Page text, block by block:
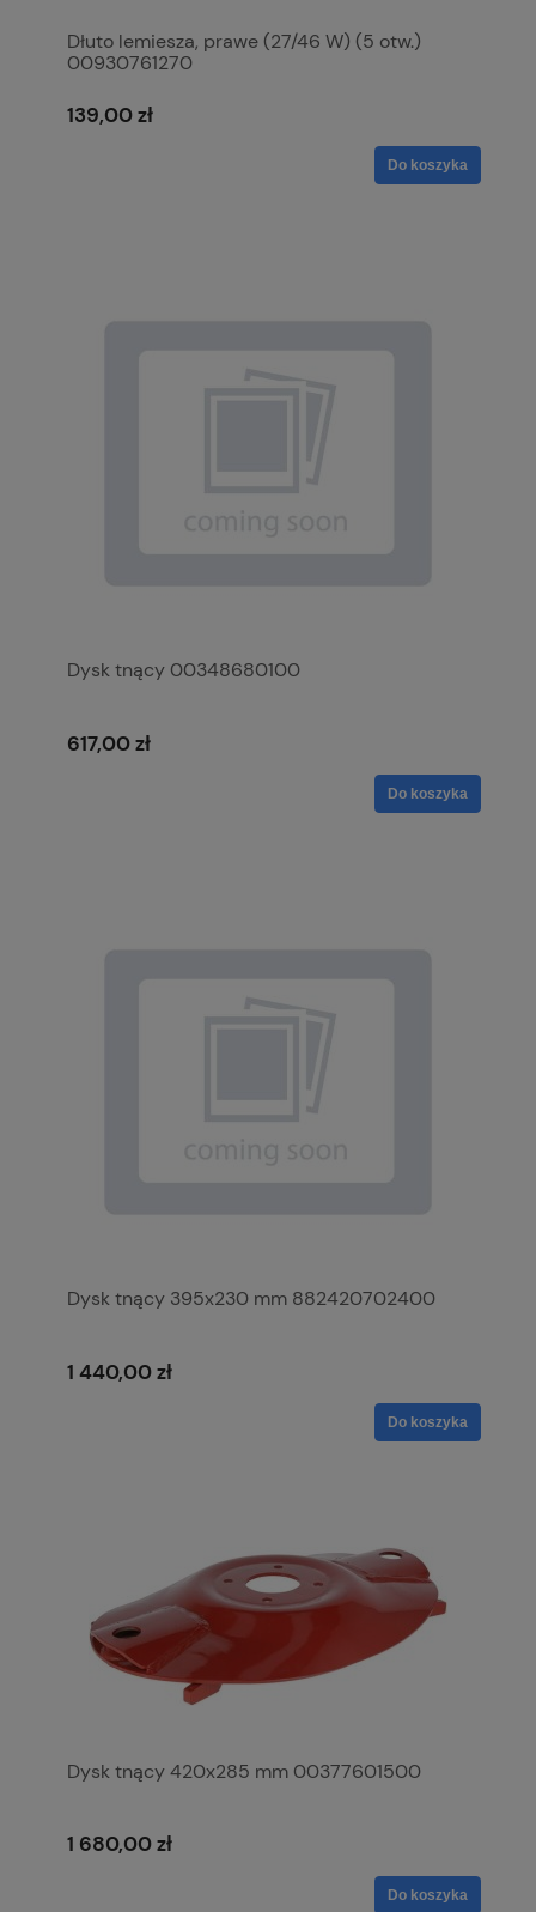
Dłuto lemiesza, prawe (27/46 W) (5 otw.)
00930761270
139,00 zł
Do koszyka
Dysk tnący 00348680100
617,00 zł
Do koszyka
Dysk tnący 395x230 mm 882420702400
1 440,00 zł
Do koszyka
Dysk tnący 420x285 mm 00377601500
1 680,00 zł
Do koszyka